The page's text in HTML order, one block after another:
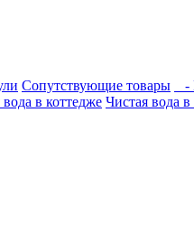
Сопутствующие товары -
вода в коттедже Чистая вода